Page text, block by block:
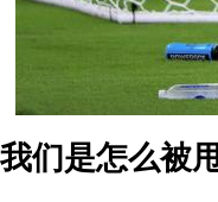
我们是怎么被